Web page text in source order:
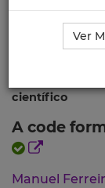
Ciência_Iscte
Publicação
científico
A code
Manuel
Ver